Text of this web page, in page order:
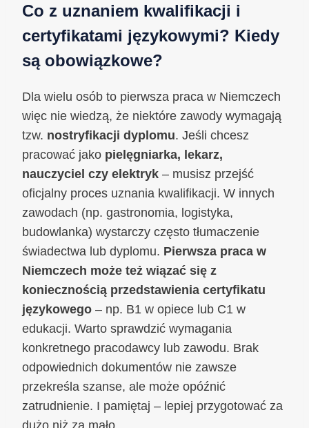
Co z uznaniem kwalifikacji i
certyfikatami językowymi? Kiedy
są obowiązkowe?
Dla wielu osób to pierwsza praca w Niemczech
więc nie wiedzą, że niektóre zawody wymagają
tzw. nostryfikacji dyplomu. Jeśli chcesz
pracować jako pielęgniarka, lekarz,
nauczyciel czy elektryk – musisz przejść
oficjalny proces uznania kwalifikacji. W innych
zawodach (np. gastronomia, logistyka,
budowlanka) wystarczy często tłumaczenie
świadectwa lub dyplomu. Pierwsza praca w
Niemczech może też wiązać się z
koniecznością przedstawienia certyfikatu
językowego – np. B1 w opiece lub C1 w
edukacji. Warto sprawdzić wymagania
konkretnego pracodawcy lub zawodu. Brak
odpowiednich dokumentów nie zawsze
przekreśla szanse, ale może opóźnić
zatrudnienie. I pamiętaj – lepiej przygotować za
dużo niż za mało.